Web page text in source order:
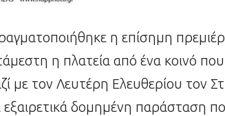
η επίσημη
η πλατεία από ένα κοινό
με τον Λευτέρη Ελευθερίου τον
δομημένη παράσταση